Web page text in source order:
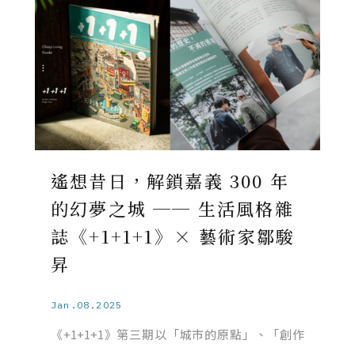
遙想昔日，解鎖嘉義 300 年
的幻夢之城 ── 生活風格雜
誌《+1+1+1》× 藝術家鄒駿
昇
Jan.08.2025
《+1+1+1》第三期以「城市的原點」、「創作